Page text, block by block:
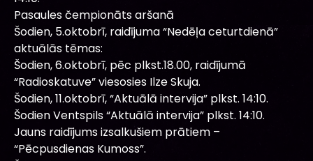
Pasaules čempionāts aršanā
Šodien, 5.oktobrī, raidījuma “Nedēļa ceturtdienā”
aktuālās tēmas:
Šodien, 6.oktobrī, pēc plkst.18.00, raidījumā
“Radioskatuve” viesosies Ilze Skuja.
Šodien, 11.oktobrī, “Aktuālā intervija” plkst. 14:10.
Šodien Ventspils “Aktuālā intervija” plkst. 14:10.
Jauns raidījums izsalkušiem prātiem –
“Pēcpusdienas Kumoss”.